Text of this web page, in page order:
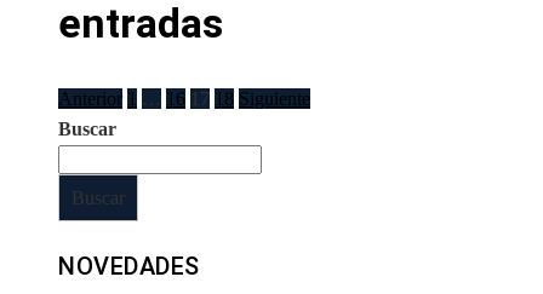
entradas
Anterior 1 … 16 17 18 Siguiente
Buscar
Buscar
NOVEDADES